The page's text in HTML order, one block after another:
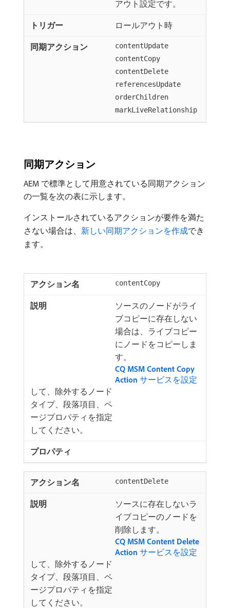
アウト設定です。
ロールアウト時
contentUpdate
contentCopy
contentDelete
referencesUpdate
orderChildren
markLiveRelationship
同期アクション
AEM で標準として用意されている同期アクション
の一覧を次の表に示します。
インストールされているアクションが要件を満た
さない場合は、 新しい同期アクションを作成でき
ます。
contentCopy
ソースのノードがライ
ブコピーに存在しない
場合は、ライブコピー
にノードをコピーしま
す。
CQ MSM Content Copy
Action サービスを設定
して、除外するノード
タイプ、段落項目、ペ
ージプロパティを指定
してください。
contentDelete
ソースに存在しないラ
イブコピーのノードを
削除します。
CQ MSM Content Delete
Action サービスを設定
して、除外するノード
タイプ、段落項目、ペ
ージプロパティを指定
してください。